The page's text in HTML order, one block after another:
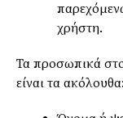
χρήστη.
Τα προσωπικά
είναι τα ακόλουθα: